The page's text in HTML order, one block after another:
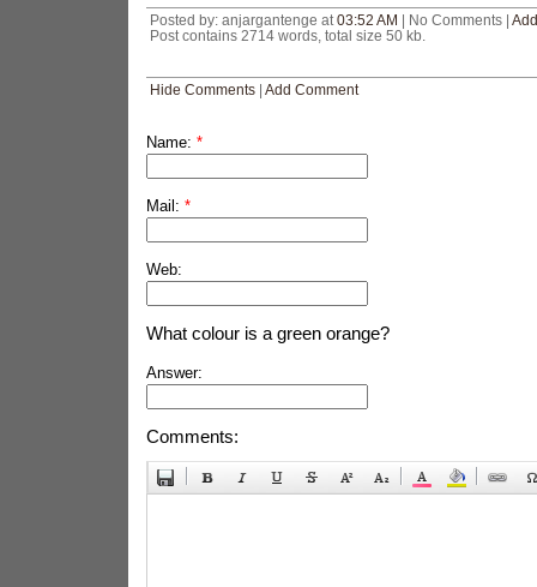
Posted by: anjargantenge at 03:52 AM | No Comments |
Post contains 2714 words, total size 50 kb.
Hide Comments| Add Comment
Name: *
Mail: *
Web:
What colour is a green orange?
Answer:
Comments: